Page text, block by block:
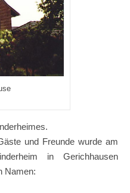
und Freunde wurde am
in Gerichhausen
Namen: